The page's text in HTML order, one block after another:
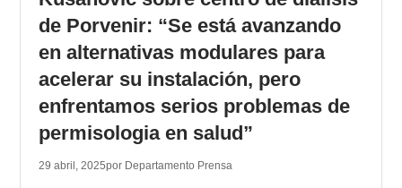
de Porvenir: “Se está avanzando
en alternativas modulares para
acelerar su instalación, pero
enfrentamos serios problemas de
permisologia en salud”
29 abril, 2025por Departamento Prensa